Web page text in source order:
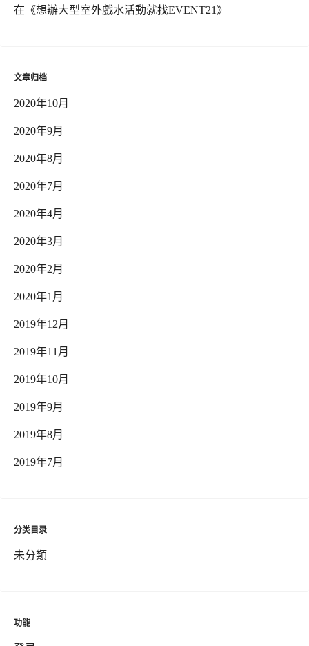
在《想辦大型室外戲水活動就找EVENT21 》
文章归档
2020年10月
2020年9月
2020年8月
2020年7月
2020年4月
2020年3月
2020年2月
2020年1月
2019年12月
2019年11月
2019年10月
2019年9月
2019年8月
2019年7月
分类目录
未分類
功能